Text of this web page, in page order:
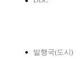
발행국(도시)